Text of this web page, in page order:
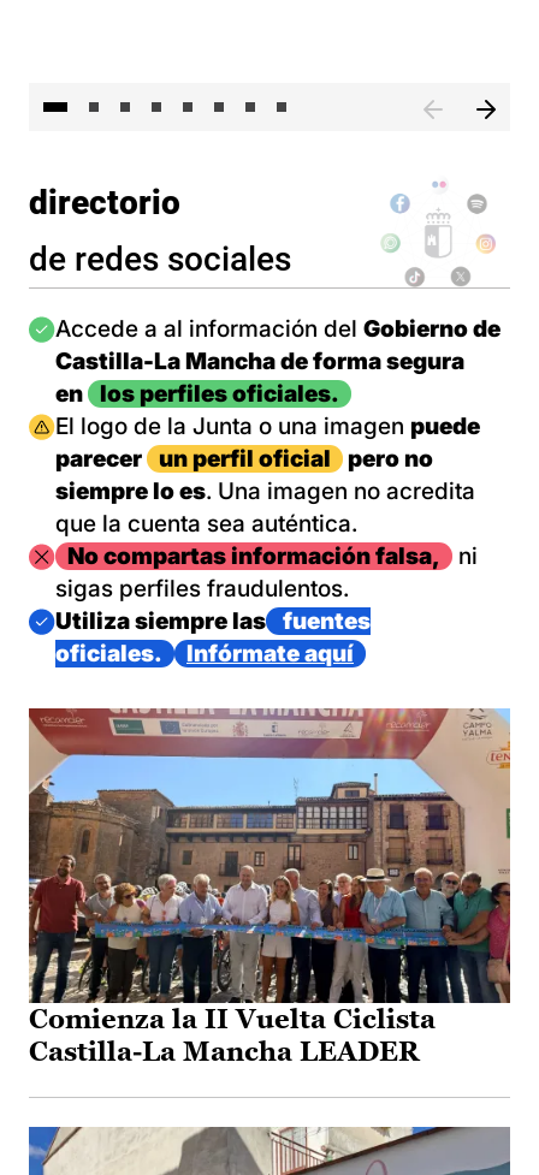
directorio
de redes sociales
Imagen
Accede a al información del Gobierno de
Castilla-La Mancha de forma segura
en
los perfiles oficiales.
Imagen
El logo de la Junta o una imagen puede
parecer
un perfil oficial
pero no
siempre lo es. Una imagen no acredita
que la cuenta sea auténtica.
ImagenNo compartas información falsa,
ni
sigas perfiles fraudulentos.
Imagen
Utiliza siempre las
fuentes
oficiales.
Infórmate aquí
Comienza la II Vuelta Ciclista
Castilla-La Mancha LEADER